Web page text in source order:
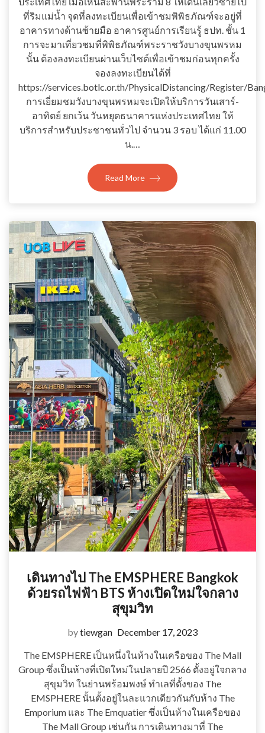
ที่ริมแม่น้ำ จุดที่ลงทะเบียนเพื่อเข้าชมพิพิธภัณฑ์จะอยู่ที่
อาคารทางด้านซ้ายมือ อาคารศูนย์การเรียนรู้ ธปท. ชั้น 1
การจะมาเที่ยวชมที่พิพิธภัณฑ์พระราชวังบางขุนพรหม
นั้น ต้องลงทะเบียนผ่านเว็บไซต์เพื่อเข้าชมก่อนทุกครั้ง
จองลงทะเบียนได้ที่
https://services.botlc.or.th/PhysicalDistancing/Register/
การเยี่ยมชมวังบางขุนพรหมจะเปิดให้บริการวันเสาร์-
อาทิตย์ ยกเว้น วันหยุดธนาคารแห่งประเทศไทย ให้
บริการสำหรับประชาชนทั่วไป จำนวน 3 รอบ ได้แก่ 11.00
น.…
Read More
เดินทางไป The EMSPHERE Bangkok
ด้วยรถไฟฟ้า BTS ห้างเปิดใหม่ใจกลาง
สุขุมวิท
bytiewgan December 17, 2023
The EMSPHERE เป็นหนึ่งในห้างในเครือของ The Mall
Group ซึ่งเป็นห้างที่เปิดใหม่ในปลายปี 2566 ตั้งอยู่ใจกลาง
สุขุมวิท ในย่านพร้อมพงษ์ ทำเลที่ตั้งของ The
EMSPHERE นั้นตั้งอยู่ในละแวกเดียวกันกับห้าง The
Emporium และ The Emquatier ซึ่งเป็นห้างในเครือของ
The Mall Group เช่นกัน การเดินทางมาที่ The